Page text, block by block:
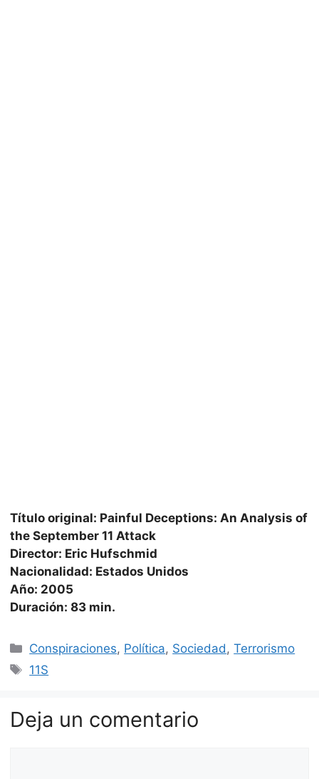
Título original: Painful Deceptions: An Analysis of
the September 11 Attack
Director: Eric Hufschmid
Nacionalidad: Estados Unidos
Año: 2005
Duración: 83 min.
Categorías
Conspiraciones, Política, Sociedad,Terrorismo
Etiquetas
11S
Deja un comentario